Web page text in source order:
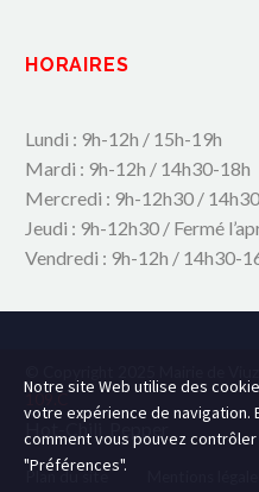
HORAIRES
Lundi : 9h-12h / 15h-19h
Mardi : 9h-12h / 14h30-18h
Mercredi : 9h-12h30 /
Jeudi : 9h-12h30 / Fermé
Vendredi : 9h-12h / 14h30-
109.C
Hot-Chili_Pepper
Plan du site
Notre site Web utilise des
votre expérience de navigation.
comment vous pouvez
"Préférences".